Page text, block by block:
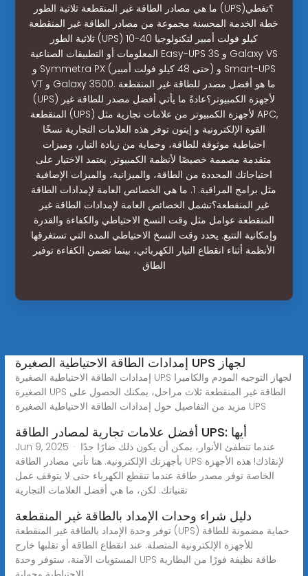
ما هي مصادر الطاقة غير المنقطعة ثلاثية الطور (UPS)؟تغطي
خطة الخدمة المحسنة مجموعة من مصادر الطاقة غير المنقطعة
ثلاثية الطور (UPS) 10-40 كيلو فولت أمبير لتكنولوجيا
المعلومات أو التطبيقات الصناعية Easy-UPS 3S و Galaxy VS
و Symmetra PX (حتى 48 كيلو فولت أمبير) و Smart-UPS
VT و Galaxy 3500. ما هو أفضل مصدر للطاقة غير المنقطعة
(UPS) لأجهزة الكمبيوتر؟عادةً ما يأتي أفضل مصدر للطاقة غير
المنقطعة (UPS) لأجهزة الكمبيوتر من علامات تجارية مثل APC,
القوة الإلكترونية و إيتون توفر هذه العلامات التجارية نسخًا
احتياطية موثوقة للطاقة، وحماية من زيادة التيار، وميزات
متقدمة مصممة خصيصًا لأنظمة الكمبيوتر. يعتمد الاختيار على
احتياجاتك المحددة من الطاقة، والميزانية، والميزات الإضافية
مثل برامج المراقبة. 1. ما هي الخصائص العامة لإمدادات الطاقة
غير المنقطعة؟تشمل الخصائص العامة لإمدادات الطاقة غير
المنقطعة عوامل مثل وقت النسخ الاحتياطي والكفاءة والقدرة
وإمكانية التتبع. يحدد وقت النسخ الاحتياطي المدة التي تستغرقها
الأنظمة أثناء انقطاع التيار الكهربائي، بينما تضمن الكفاءة توفير
الطاق
إمدادات الطاقة الاحتياطية الصغيرة UPS لجهاز
إمدادات الطاقة الاحتياطية الصغيرة UPS لجهاز التوجيه المودم والكاميرا
الصغيرة UPS الطاقة غير المنقطعة ثلاث مراحل، يمكنك الحصول على
مزيد من التفاصيل حول إمدادات الطاقة الاحتياطية الصغيرة UPS
أفضل علامات تجارية لمصادر الطاقة UPS: أيها
Jun 9, 2025 · عندما تنطفئ الأنوار، يمكن أن يكون ذلك ضارًا جدًا
بأجهزتك الإلكترونية. هنا تأتي مصادر الطاقة UPS لإنقاذك! هذه الأجهزة
الخاصة توفر مصدر طاقة عندما تنقطع الكهرباء حتى لا يتوقف عمل
تقنياتك. لكن، ما هي أفضل العلامات التجارية
دليل شراء وحدات الإمداد بالطاقة غير المنقطعة
توفر وحدة الإمداد بالطاقة غير المنقطعة (UPS) حماية مضمونة للطاقة
للأجهزة الإلكترونية المتصلة. عند انقطاع الطاقة أو تقلبها خارج
المستويات الآمنة، ستوفر وحدة UPS طاقة نظيفة فورًا من البطارية